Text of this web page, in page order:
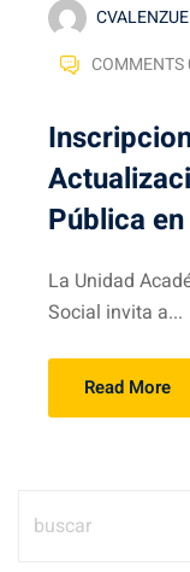
COMMENTS
Pública
La Unidad
Social invita a...
Read More